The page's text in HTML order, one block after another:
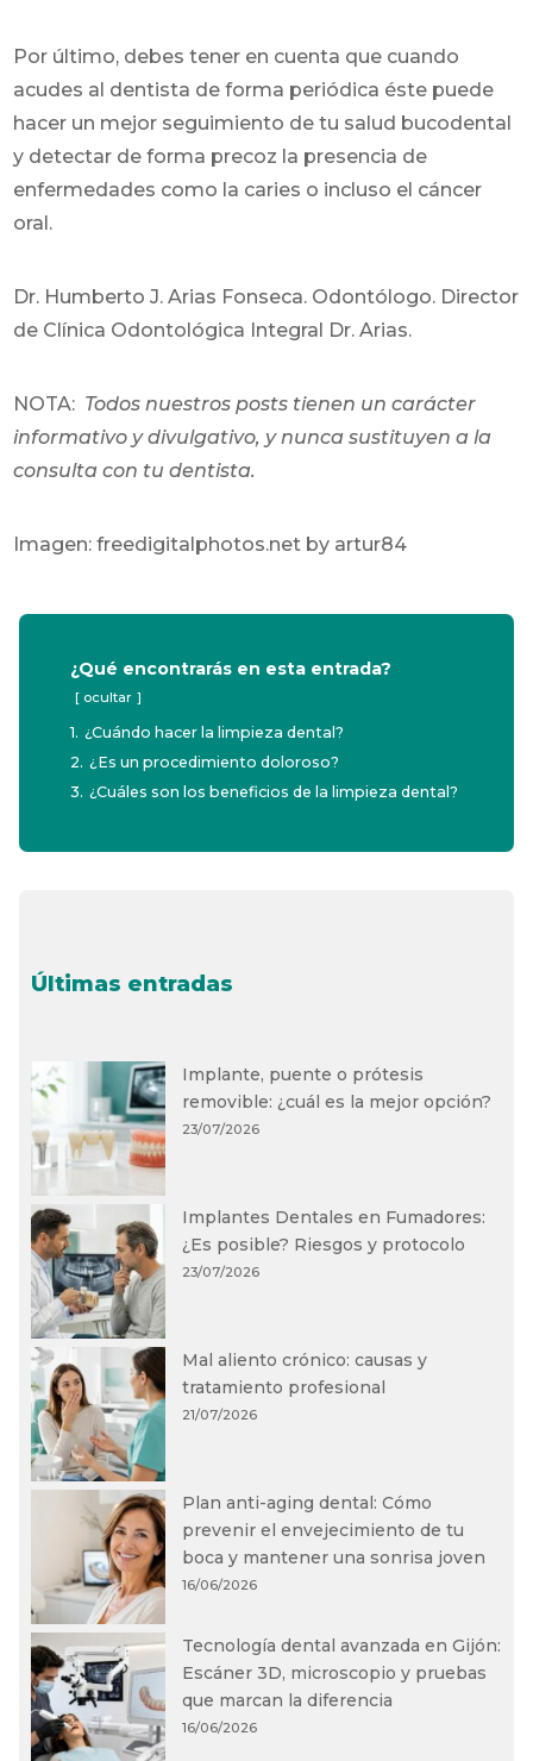
Por último, debes tener en cuenta que cuando
acudes al dentista de forma periódica éste puede
hacer un mejor seguimiento de tu salud bucodental
y detectar de forma precoz la presencia de
enfermedades como la caries o incluso el cáncer
oral.
Dr. Humberto J. Arias Fonseca. Odontólogo. Director
de Clínica Odontológica Integral Dr. Arias.
NOTA: Todos nuestros posts tienen un carácter
informativo y divulgativo, y nunca sustituyen a la
consulta con tu dentista.
Imagen: freedigitalphotos.net by artur84
¿Qué encontrarás en esta entrada?
ocultar
1. ¿Cuándo hacer la limpieza dental?
2. ¿Es un procedimiento doloroso?
3. ¿Cuáles son los beneficios de la limpieza dental?
Últimas entradas
Implante, puente o prótesis
removible: ¿cuál es la mejor opción?
23/07/2026
Implantes Dentales en Fumadores:
¿Es posible? Riesgos y protocolo
23/07/2026
Mal aliento crónico: causas y
tratamiento profesional
21/07/2026
Plan anti-aging dental: Cómo
prevenir el envejecimiento de tu
boca y mantener una sonrisa joven
16/06/2026
Tecnología dental avanzada en Gijón:
Escáner 3D, microscopio y pruebas
que marcan la diferencia
16/06/2026